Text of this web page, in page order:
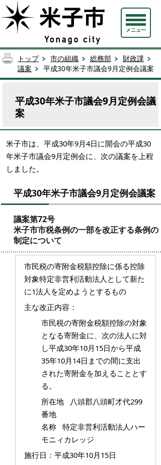
メニュー
トップ 市の組織 総務部
財政課
議案
平成30年米子市議会9月定例会議案
平成30年米子市議会9月定例会議
案
米子市は、平成30年9月4日に開会の平成30
年米子市議会9月定例会に、次の議案を上程
しました。
平成30年米子市議会9月定例会議案
議案第72号
米子市市税条例の一部を改正する条例の
制定について
市民税の寄附金税額控除に係る控除
対象特定非営利活動法人として新た
に1法人を定めようとするもの
主な改正内容：
市民税の寄附金税額控除の対象
となる寄附金に、次の法人に対
し平成30年10月15日から平成
35年10月14日までの間に支出
された寄附金を加えることとす
る。
所在地 八頭郡八頭町才代299
番地
名称 特定非営利活動法人ハー
モニィカレッジ
施行日：平成30年10月15日